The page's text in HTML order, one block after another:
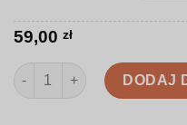
59,00 zł
ilość Ręcznik | Wzór
DODAJ